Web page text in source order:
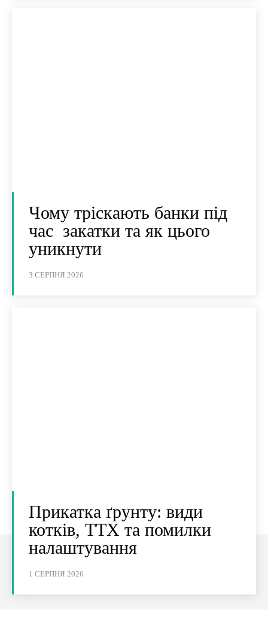
Чому тріскають банки під
час закатки та як цього
уникнути
3 СЕРПНЯ 2026
Прикатка ґрунту: види
котків, ТТХ та помилки
налаштування
1 СЕРПНЯ 2026